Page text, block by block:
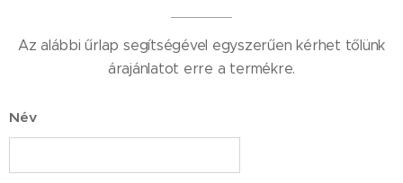
Az alábbi űrlap segítségével egyszerűen kérhet tőlünk
árajánlatot erre a termékre.
Név